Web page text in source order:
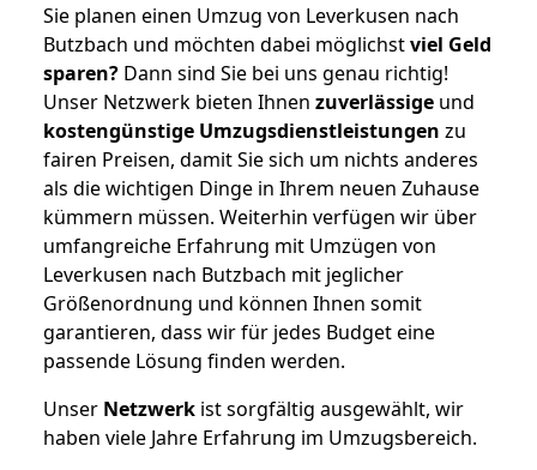
Sie planen einen Umzug von Leverkusen nach
Butzbach und möchten dabei möglichstviel Geld
sparen? Dann sind Sie bei uns genau richtig!
Unser Netzwerk bieten Ihnen zuverlässige und
kostengünstige Umzugsdienstleistungen zu
fairen Preisen, damit Sie sich um nichts anderes
als die wichtigen Dinge in Ihrem neuen Zuhause
kümmern müssen. Weiterhin verfügen wir über
umfangreiche Erfahrung mit Umzügen von
Leverkusen nach Butzbach mit jeglicher
Größenordnung und können Ihnen somit
garantieren, dass wir für jedes Budget eine
passende Lösung finden werden.
Unser Netzwerk ist sorgfältig ausgewählt, wir
haben viele Jahre Erfahrung im Umzugsbereich.